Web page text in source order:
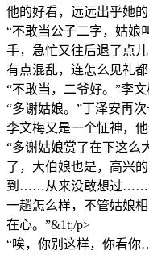
他的好看，远远出乎她
“不敢当公子二字，姑娘
手，急忙又往后退了点
有点混乱，连怎么见礼
“不敢当，二爷好。”李
“多谢姑娘。”丁泽安再
李文梅又是一个怔神，
“多谢姑娘赏了在下这么
了，大伯娘也是，高兴
到……从来没敢想过……”
一趟怎么样，不管姑娘
在心。”&1t;/p>
“唉，你别这样，你看